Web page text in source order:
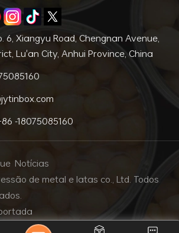
personalizadas, relevo ou formas e
5. Sustentabilidade: Com as
ambientais, é importante
de design sustentável. O design da
deve ter como objetivo minimizar
materiais ecológicos e ser facilmente
o princípio do design da caixa de lata
em torno da criação de uma solução de
atraente, funcional e sustentável
6, Xiangyu Road, Chengnan Avenue,
Lu'an City, Anhui Province, China
-18075085160
Notícias
de metal e latas co., Ltd. Todos